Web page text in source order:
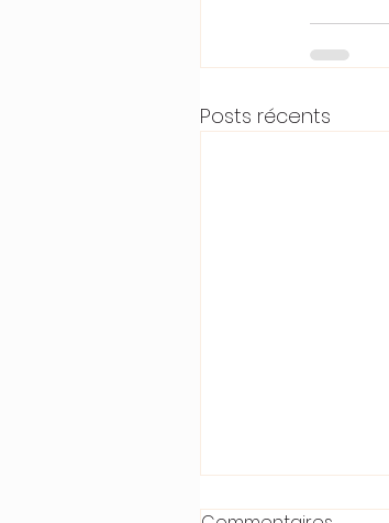
Posts récents